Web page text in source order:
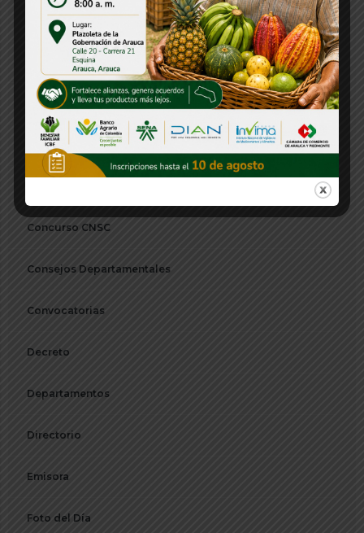
Banco de Proyectos
Citación
Comunicado de Prensa
Concurso CNSC
Consejos Departamentales
Convocatorias
Decreto
Departamentos
Directorio
Emisora
Foto del Día